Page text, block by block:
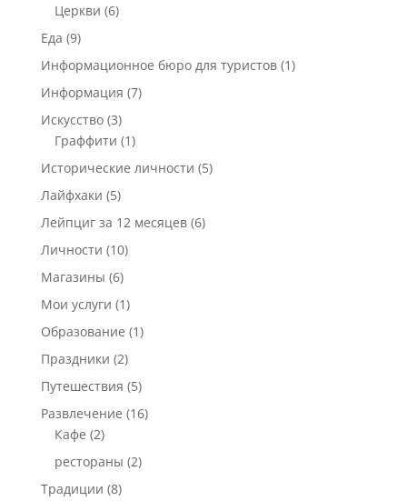
Церкви (6)
Еда (9)
Информационное бюро для туристов(1)
Информация (7)
Искусство(3)
Граффити (1)
Исторические личности (5)
Лайфхаки (5)
Лейпциг за 12 месяцев(6)
Личности (10)
Магазины (6)
Мои услуги (1)
Образование (1)
Праздники (2)
Путешествия (5)
Развлечение (16)
Кафе (2)
рестораны (2)
Традиции (8)